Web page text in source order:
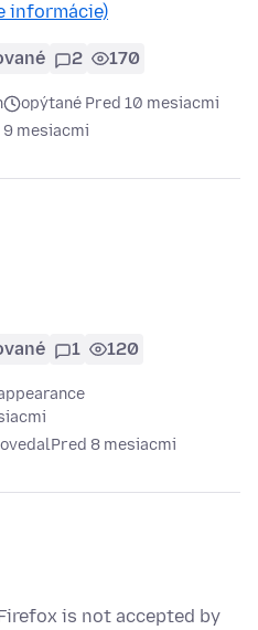
informácie)
2 170
opýtané Pred 10 mesiacmi
9 mesiacmi
1 120
Pred 8 mesiacmi
is not accepted by